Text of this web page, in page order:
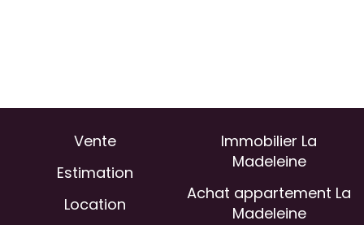
Vente
Estimation
Location
Immobilier La
Madeleine
Achat appartement La
Madeleine